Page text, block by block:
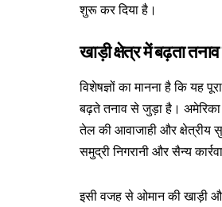
शुरू कर दिया है।
खाड़ी क्षेत्र में बढ़ता
विशेषज्ञों का मानना है कि यह
बढ़ते तनाव से जुड़ा है। अमेरिका
तेल की आवाजाही और क्षेत्रीय
समुद्री निगरानी और सैन्य
इसी वजह से ओमान की खाड़ी